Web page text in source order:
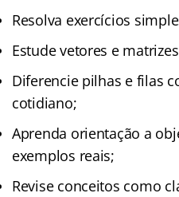
Resolva exercícios
Estude vetores e
Diferencie pilhas e filas
cotidiano;
Aprenda orientação a
exemplos reais;
Revise conceitos como